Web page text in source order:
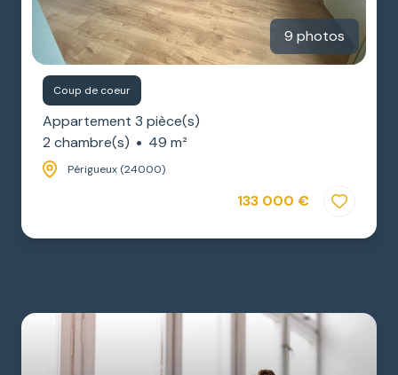
9 photos
Coup de coeur
Appartement 3 pièce(s)
2 chambre(s)
49 m²
Périgueux (24000)
133 000 €